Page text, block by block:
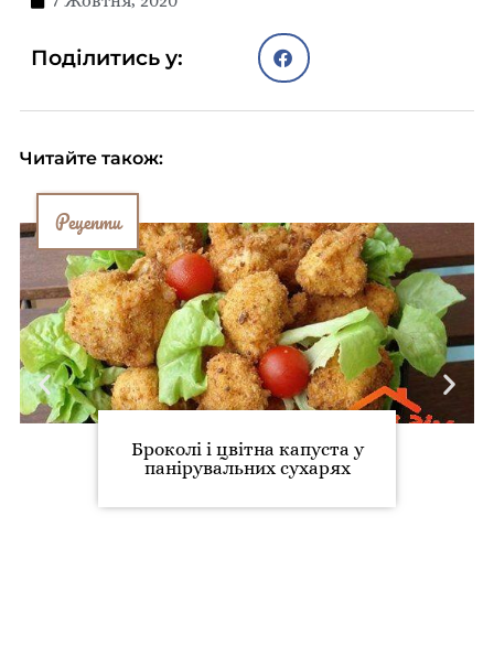
Поділитись у:
Читайте також:
Рецепти
Броколі і цвітна капуста у
панірувальних сухарях